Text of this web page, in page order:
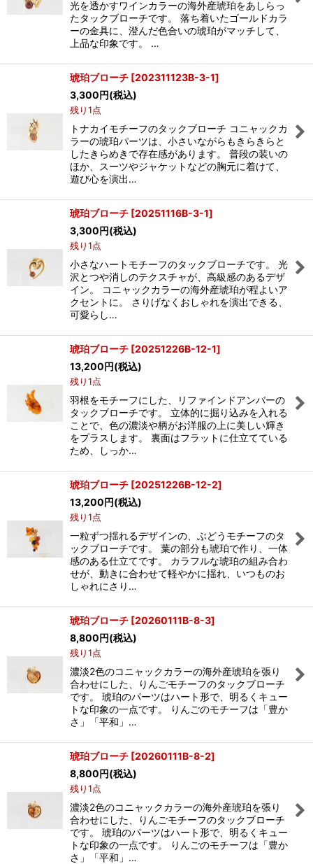
光を透かすワインカラーの海外産琥珀をあしらっ
たタックブローチです。 落ち着いたゴールドカラ
ーの金具に、澄んだ色合いの琥珀がマッチして、
上品な印象です。 …
琥珀ブローチ [202311123B-3-1]
3,300円(税込)
残り1点
トナカイモチーフのタックブローチ コニャックカ
ラーの琥珀パーツは、小さいながらもきらきらと
したきらめきで存在感があります。 普段の装いの
ほか、スーツやジャケットなどの胸元に着けて、
遊び心を演出…
琥珀ブローチ [20251116B-3-1]
3,300円(税込)
残り1点
小さなハートモチーフのタックブローチです。 光
沢とつや消しのテクスチャが、高級感のあるデザ
イン。 コニャックカラーの海外産琥珀が程よいア
クセントに。 さりげなくおしゃれを演出できる、
可愛らし…
琥珀ブローチ [20251226B-12-1]
13,200円(税込)
残り1点
羽根をモチーフにした、リファインドアンバーの
タックブローチです。 立体的に掘り込みを入れる
ことで、色の濃淡や柄がお洋服の上に美しい輝き
をプラスします。 裏面はフラットに仕立てている
ため、しっか…
琥珀ブローチ [20251226B-12-2]
13,200円(税込)
残り1点
一粒ずつ揺れるデザインの、ぶどうモチーフのタ
ックブローチです。 葉の部分も琥珀で作り、一体
感のある仕立てです。 カラフルな琥珀の組み合わ
せが、動きに合わせて軽やかに揺れ、いつものお
しゃれにさり…
琥珀ブローチ [20260111B-8-3]
8,800円(税込)
残り1点
濃淡2色のコニャックカラーの海外産琥珀を張り
合わせにした、りんごモチーフのタックブローチ
です。 琥珀のパーツはハート形で、明るくキュー
トな印象の一点です。 りんごのモチーフは「豊か
さ」「平和」…
琥珀ブローチ [20260111B-8-2]
8,800円(税込)
残り1点
濃淡2色のコニャックカラーの海外産琥珀を張り
合わせにした、りんごモチーフのタックブローチ
です。 琥珀のパーツはハート形で、明るくキュー
トな印象の一点です。 りんごのモチーフは「豊か
さ」「平和」…